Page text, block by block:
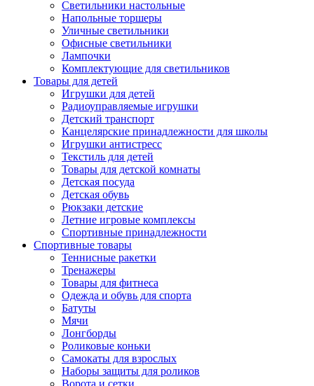
Светильники настольные
Напольные торшеры
Уличные светильники
Офисные светильники
Лампочки
Комплектующие для светильников
Товары для детей
Игрушки для детей
Радиоуправляемые игрушки
Детский транспорт
Канцелярские принадлежности для школы
Игрушки антистресс
Текстиль для детей
Товары для детской комнаты
Детская посуда
Детская обувь
Рюкзаки детские
Летние игровые комплексы
Спортивные принадлежности
Спортивные товары
Теннисные ракетки
Тренажеры
Товары для фитнеса
Одежда и обувь для спорта
Батуты
Мячи
Лонгборды
Роликовые коньки
Самокаты для взрослых
Наборы защиты для роликов
Ворота и сетки